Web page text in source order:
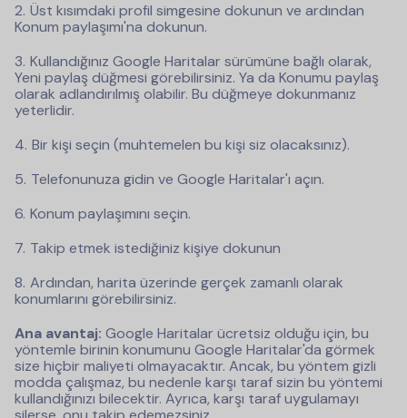
Üst kısımdaki profil simgesine dokunun ve ardından
Konum paylaşımı'na dokunun.
Kullandığınız Google Haritalar sürümüne bağlı olarak,
Yeni paylaş düğmesi görebilirsiniz. Ya da Konumu paylaş
olarak adlandırılmış olabilir. Bu düğmeye dokunmanız
yeterlidir.
Bir kişi seçin (muhtemelen bu kişi siz olacaksınız).
Telefonunuza gidin ve Google Haritalar'ı açın.
Konum paylaşımını seçin.
Takip etmek istediğiniz kişiye dokunun
Ardından, harita üzerinde gerçek zamanlı olarak
konumlarını görebilirsiniz.
Ana avantaj: Google Haritalar ücretsiz olduğu için, bu
yöntemle birinin konumunu Google Haritalar'da görmek
size hiçbir maliyeti olmayacaktır. Ancak, bu yöntem gizli
modda çalışmaz, bu nedenle karşı taraf sizin bu yöntemi
kullandığınızı bilecektir. Ayrıca, karşı taraf uygulamayı